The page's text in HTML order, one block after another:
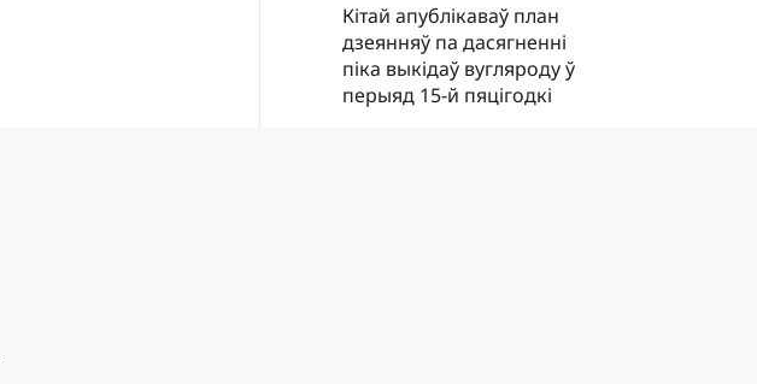
Кітай апублікаваў план
дзеянняў па дасягненні
піка выкідаў вугляроду ў
перыяд 15-й пяцігодкі